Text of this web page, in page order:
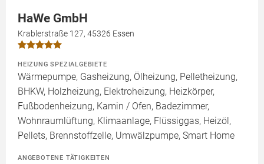
HaWe GmbH
Krablerstraße 127, 45326 Essen
HEIZUNG SPEZIALGEBIETE
Wärmepumpe, Gasheizung, Ölheizung, Pelletheizung,
BHKW, Holzheizung, Elektroheizung, Heizkörper,
Fußbodenheizung, Kamin / Ofen, Badezimmer,
Wohnraumlüftung, Klimaanlage, Flüssiggas, Heizöl,
Pellets, Brennstoffzelle, Umwälzpumpe, Smart Home
ANGEBOTENE TÄTIGKEITEN